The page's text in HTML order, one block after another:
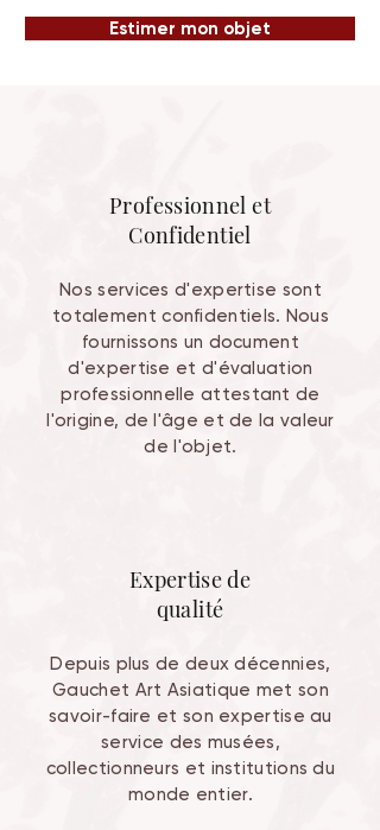
Estimer mon objet
Professionnel et
Confidentiel
Nos services d'expertise sont
totalement confidentiels. Nous
fournissons un document
d'expertise et d'évaluation
professionnelle attestant de
l'origine, de l'âge et de la valeur
de l'objet.
Expertise de
qualité
Depuis plus de deux décennies,
Gauchet Art Asiatique met son
savoir-faire et son expertise au
service des musées,
collectionneurs et institutions du
monde entier.